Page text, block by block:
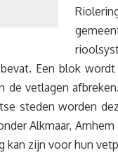
Een blok
de vetlagen
steden worden
Alkmaar,
kan zijn voor hun